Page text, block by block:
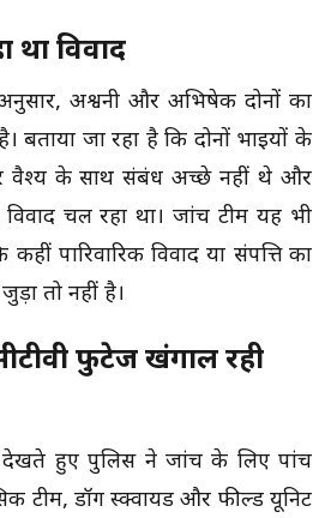
था विवाद
अश्वनी और अभिषेक दोनों का
बताया जा रहा है कि दोनों भाइयों के
वैश्य के साथ संबंध अच्छे नहीं थे और
चल रहा था। जांच टीम यह भी
पारिवारिक विवाद या संपत्ति का
तो नहीं है।
फुटेज खंगाल रही
देखते हुए पुलिस ने जांच के लिए पांच
टीम, डॉग स्क्वायड और फील्ड यूनिट